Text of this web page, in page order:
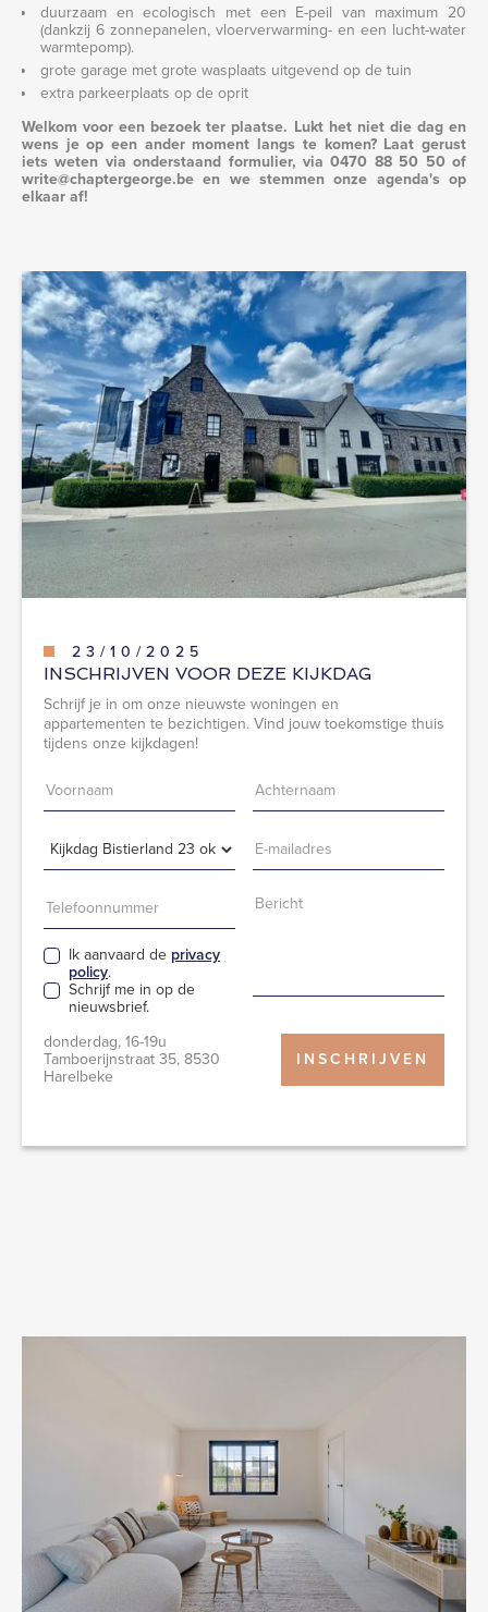
duurzaam en ecologisch met een E-peil van maximum 20
(dankzij 6 zonnepanelen, vloerverwarming- en een lucht-water
warmtepomp).
grote garage met grote wasplaats uitgevend op de tuin
extra parkeerplaats op de oprit
Welkom voor een bezoek ter plaatse. Lukt het niet die dag en
wens je op een ander moment langs te komen? Laat gerust
iets weten via onderstaand formulier, via 0470 88 50 50 of
write@chaptergeorge.be en we stemmen onze agenda's op
elkaar af!
23 /10 /2025
INSCHRIJVEN VOOR DEZE KIJKDAG
Schrijf je in om onze nieuwste woningen en
appartementen te bezichtigen. Vind jouw toekomstige thuis
tijdens onze kijkdagen!
Ik aanvaard de privacy
policy.
Schrijf me in op de
nieuwsbrief.
donderdag, 16-19u
Tamboerijnstraat 35, 8530
Harelbeke